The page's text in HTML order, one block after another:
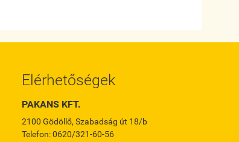
Elérhetőségek
PAKANS KFT.
2100 Gödöllő, Szabadság út 18/b
Telefon: 0620/321-60-56